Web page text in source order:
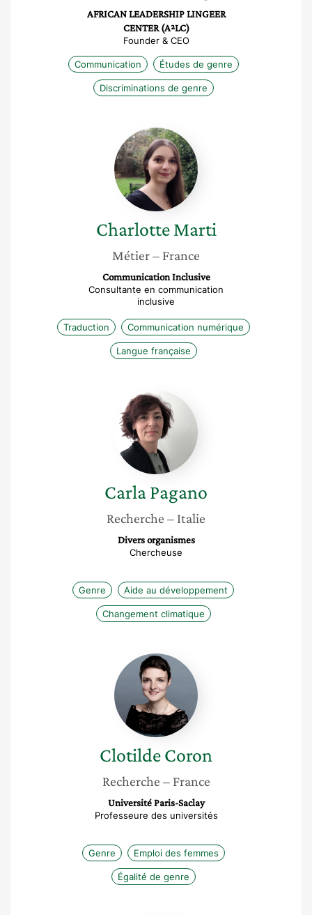
AFRICAN LEADERSHIP LINGEER
CENTER (A²LC)
Founder & CEO
Communication Études de genre
Discriminations de genre
Charlotte
Marti
Charlotte Marti
Métier– France
Communication Inclusive
Consultante en communication
inclusive
Traduction Communication numérique
Langue française
Carla
Pagano
CarlaPagano
Recherche – Italie
Divers organismes
Chercheuse
Genre Aide au développement
Changement climatique
Clotilde
Coron
ClotildeCoron
Recherche – France
Université Paris-Saclay
Professeure des universités
Genre Emploi des femmes
Égalité de genre